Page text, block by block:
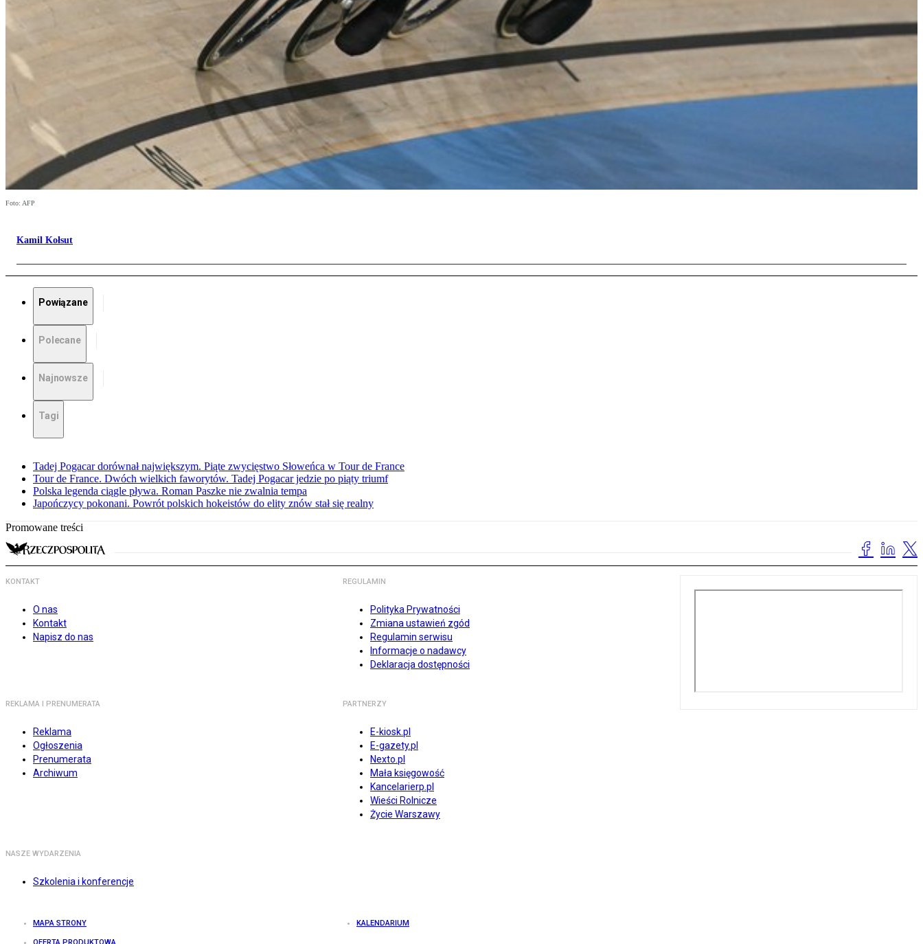
Foto: AFP
Kamil Kołsut
Powiązane
Polecane
Najnowsze
Tagi
Tadej Pogacar dorównał największym. Piąte zwycięstwo Słoweńca w Tour de France
Tour de France. Dwóch wielkich faworytów. Tadej Pogacar jedzie po piąty triumf
Polska legenda ciągle pływa. Roman Paszke nie zwalnia tempa
Japończycy pokonani. Powrót polskich hokeistów do elity znów stał się realny
Promowane treści
KONTAKT
O nas
Kontakt
Napisz do nas
REGULAMIN
Polityka Prywatności
Zmiana ustawień zgód
Regulamin serwisu
Informacje o nadawcy
Deklaracja dostępności
REKLAMA I PRENUMERATA
Reklama
Ogłoszenia
Prenumerata
Archiwum
PARTNERZY
E-kiosk.pl
E-gazety.pl
Nexto.pl
Mała księgowość
Kancelarierp.pl
Wieści Rolnicze
Życie Warszawy
NASZE WYDARZENIA
Szkolenia i konferencje
MAPA STRONY KALENDARIUM